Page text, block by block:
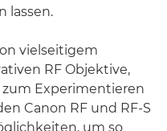
lassen.
vielseitigem
RF Objektive,
Experimentieren
Canon RF und RF-S
um so